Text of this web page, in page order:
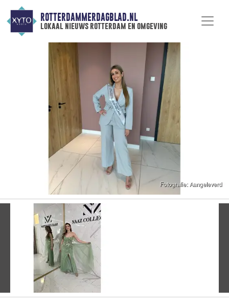
ROTTERDAMMERDAGBLAD.NL
lokaal nieuws rotterdam en omgeving